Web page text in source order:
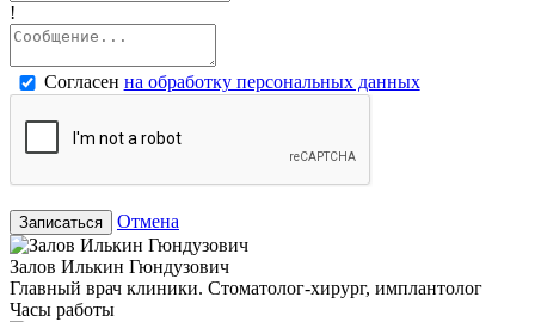
!
Согласен на обработку персональных данных
Записаться Отмена
Залов Илькин Гюндузович
Главный врач клиники. Стоматолог-хирург, имплантолог
Часы работы